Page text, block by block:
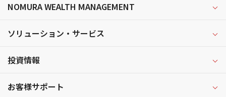
NOMURA WEALTH MANAGEMENT
ソリューション・サービス
投資情報
お客様サポート